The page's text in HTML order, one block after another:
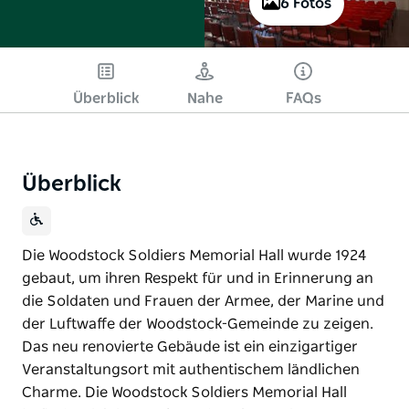
6 Fotos
Überblick Nahe FAQs
Überblick
Die Woodstock Soldiers Memorial Hall wurde 1924
gebaut, um ihren Respekt für und in Erinnerung an
die Soldaten und Frauen der Armee, der Marine und
der Luftwaffe der Woodstock-Gemeinde zu zeigen.
Das neu renovierte Gebäude ist ein einzigartiger
Veranstaltungsort mit authentischem ländlichen
Charme. Die Woodstock Soldiers Memorial Hall